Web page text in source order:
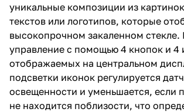
уникальные композиции из
текстов или логотипов, которые
высокопрочном закаленном стекле.
управление с помощью 4 кнопок и 4
отображаемых на центральном
подсветки иконок регулируется
освещенности и уменьшается, если
не находится поблизости, что